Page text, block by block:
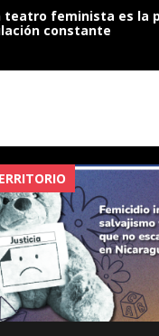
teatro feminista es la
constante